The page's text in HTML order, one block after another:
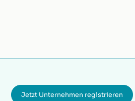
Jetzt Unternehmen registrieren